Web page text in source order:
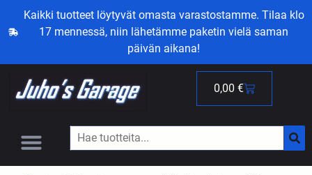
Kaikki tuotteet löytyvät omasta varastostamme. Tilaa klo
17 mennessä, niin lähetämme paketin vielä saman
päivän aikana!
0,00 €